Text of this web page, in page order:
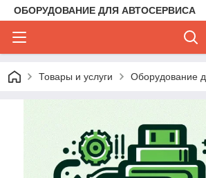
ОБОРУДОВАНИЕ ДЛЯ АВТОСЕРВИСА
Товары и услуги Оборудование